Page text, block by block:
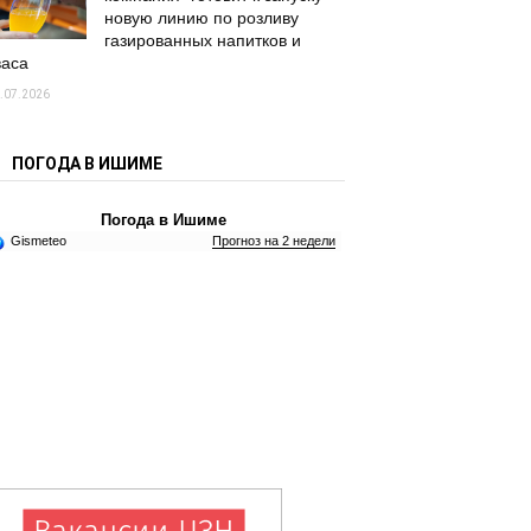
новую линию по розливу
газированных напитков и
ПОГОДА В ИШИМЕ
Погода в Ишиме
Gismeteo Прогноз на 2 недели